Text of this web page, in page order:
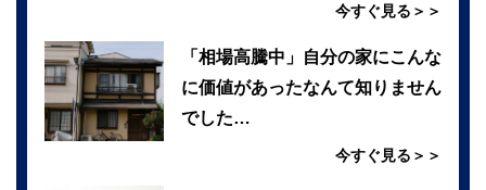
今すぐ見る＞＞
「相場高騰中」自分の家にこんな
に価値があったなんて知りません
でした…
今すぐ見る＞＞